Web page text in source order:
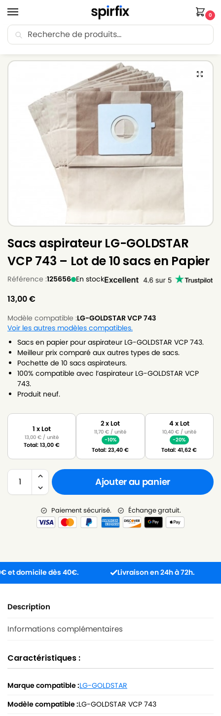
0
🚚 Livraison Point Relais offerte dès 30€ d’achat.
Sacs aspirateur LG-GOLDSTAR
VCP 743 – Lot de 10 sacs en Papier
Référence :125656 En stock
13,00€
Modèle compatible :LG-GOLDSTAR VCP 743
Voir les autres modèles compatibles.
Sacs en papier pour aspirateur LG-GOLDSTAR VCP 743.
Meilleur prix comparé aux autres types de sacs.
Pochette de 10 sacs aspirateurs.
100% compatible avec l’aspirateur LG-GOLDSTAR VCP
743.
Produit neuf.
1 x Lot
13,00€ / unité
Total:13,00€
2 x Lot
11,70€ / unité
-10%
Total:23,40€
4 x Lot
10,40 €/ unité
-20%
Total:41,62€
Ajouter au panier
Paiement sécurisé. Échange gratuit.
dès 40€. Livraison en 24h à 72h.
Description
Informations complémentaires
Caractéristiques :
Marque compatible :LG-GOLDSTAR
Modèle compatible :LG-GOLDSTAR VCP 743